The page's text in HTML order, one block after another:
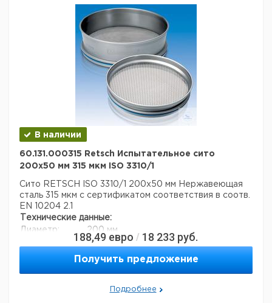
В наличии
60.131.000315 Retsch Испытательное сито
200x50 мм 315 мкм ISO 3310/1
Сито RETSCH ISO 3310/1 200x50 мм Нержавеющая
сталь 315 мкм с сертификатом соответствия в соотв.
EN 10204 2.1
Технические данные:
Диаметр:
200 мм
350 г
Высота:
50 мм
315 мкм
188,49 евро / 18 233 руб.
Получить предложение
Подробнее